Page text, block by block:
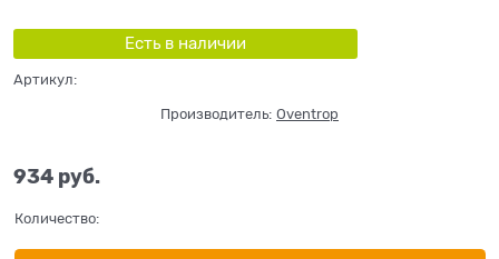
Есть в наличии
Артикул:
Производитель: Oventrop
934 руб.
Количество: